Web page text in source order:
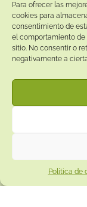
Para ofrecer las
cookies para
consentimiento de
el comportamiento
sitio. No consentir o
negativamente a
Política de
Dirección:
Calle Pepe
Teléfono:
+34641081328
Email:
info@
Enlaces de interés:
Aviso Legal
Política de